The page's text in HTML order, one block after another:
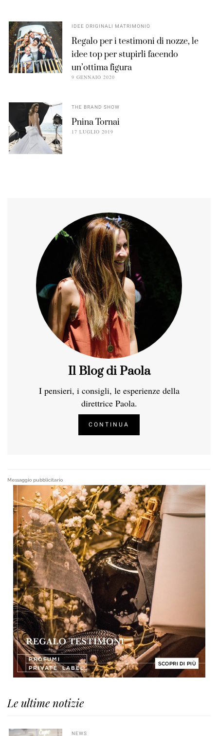
IDEE ORIGINALI MATRIMONIO
Regalo per i testimoni di nozze, le
idee top per stupirli facendo
un’ottima figura
9 GENNAIO 2020
THE BRAND SHOW
Pnina Tornai
17 LUGLIO 2019
Il Blog di Paola
I pensieri, i consigli, le esperienze della
direttrice Paola.
CONTINUA
Messaggio pubblicitario
Le ultime notizie
NEWS